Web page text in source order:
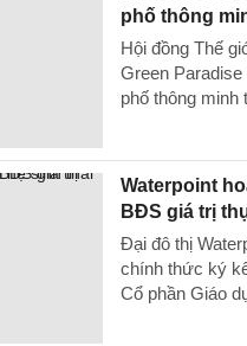
phố thông
Hội đồng Thế
Green
phố thông minh
Waterpoint
BĐS giá trị
Đại đô thị
chính thức ký
Cổ phần Giáo